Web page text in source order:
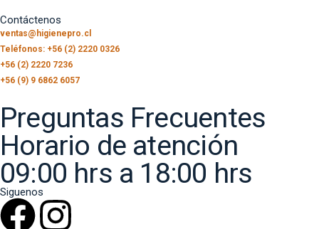
Contáctenos
ventas@higienepro.cl
Teléfonos: +56 (2) 2220 0326
+56 (2) 2220 7236
+56 (9) 9 6862 6057
Preguntas Frecuentes
Horario de atención
09:00 hrs a 18:00 hrs
Siguenos